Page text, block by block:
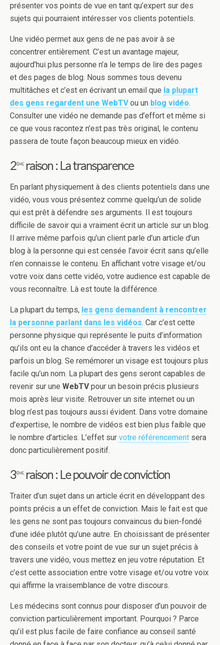
présenter vos points de vue en tant qu’expert sur des
sujets qui pourraient intéresser vos clients potentiels.
Une vidéo permet aux gens de ne pas avoir à se
concentrer entièrement. C’est un avantage majeur,
aujourd’hui plus personne n’a le temps de lire des pages
et des pages de blog. Nous sommes tous devenu
multitâches et c’est en écrivant un email que la plupart
des gens regardent une WebTVou un blog vidéo.
Consulter une vidéo ne demande pas d’effort et même si
ce que vous racontez n’est pas très original, le contenu
passera de toute façon beaucoup mieux en vidéo.
2èmeraison : La transparence
En parlant physiquement à des clients potentiels dans une
vidéo, vous vous présentez comme quelqu’un de solide
qui est prêt à défendre ses arguments. Il est toujours
difficile de savoir qui a vraiment écrit un article sur un blog.
Il arrive même parfois qu’un client parle d’un article d’un
blog à la personne qui est censée l’avoir écrit sans qu’elle
n’en connaisse le contenu. En affichant votre visage et/ou
votre voix dans cette vidéo, votre audience est capable de
vous reconnaître. Là est toute la différence.
La plupart du temps, les gens demandent à rencontrer
la personne parlant dans les vidéos. Car c’est cette
personne physique qui représente le puits d’information
qu’ils ont eu la chance d’accéder à travers les vidéos et
parfois un blog. Se remémorer un visage est toujours plus
facile qu’un nom. La plupart des gens seront capables de
revenir sur une WebTVpour un besoin précis plusieurs
mois après leur visite. Retrouver un site internet ou un
blog n’est pas toujours aussi évident. Dans votre domaine
d’expertise, le nombre de vidéos est bien plus faible que
le nombre d’articles. L’effet sur votre référencement sera
donc particulièrement positif.
3èmeraison : Le pouvoir de conviction
Traiter d’un sujet dans un article écrit en développant des
points précis a un effet de conviction. Mais le fait est que
les gens ne sont pas toujours convaincus du bien-fondé
d’une idée plutôt qu’une autre. En choisissant de présenter
des conseils et votre point de vue sur un sujet précis à
travers une vidéo, vous mettez en jeu votre réputation. Et
c’est cette association entre votre visage et/ou votre voix
qui affirme la vraisemblance de votre discours.
Les médecins sont connus pour disposer d’un pouvoir de
conviction particulièrement important. Pourquoi ? Parce
qu’il est plus facile de faire confiance au conseil santé